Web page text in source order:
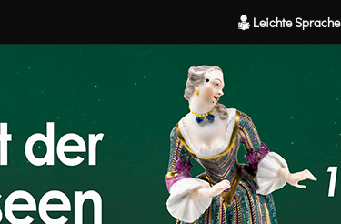
Leichte Sprache